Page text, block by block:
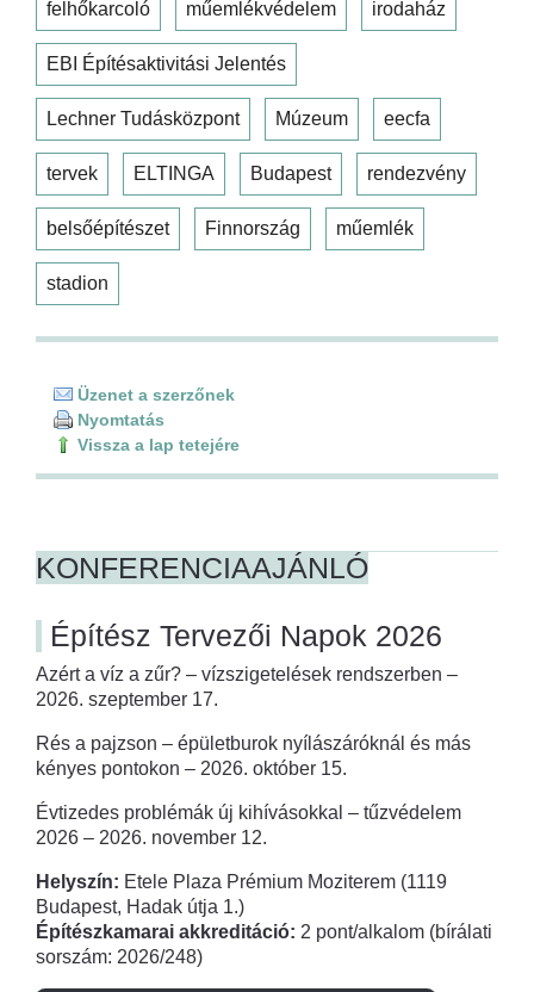
felhőkarcoló műemlékvédelem irodaház
EBI Építésaktivitási Jelentés
Lechner Tudásközpont Múzeum eecfa
tervek ELTINGA Budapest rendezvény
belsőépítészet Finnország műemlék
stadion
Üzenet a szerzőnek
Nyomtatás
Vissza a lap tetejére
KONFERENCIAAJÁNLÓ
Építész Tervezői Napok 2026
Azért a víz a zűr? – vízszigetelések rendszerben –
2026. szeptember 17.
Rés a pajzson – épületburok nyílászáróknál és más
kényes pontokon – 2026. október 15.
Évtizedes problémák új kihívásokkal – tűzvédelem
2026 – 2026. november 12.
Helyszín: Etele Plaza Prémium Moziterem (1119
Budapest, Hadak útja 1.)
Építészkamarai akkreditáció: 2 pont/alkalom (bírálati
sorszám: 2026/248)